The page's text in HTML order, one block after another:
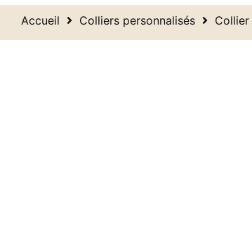
Accueil Colliers personnalisés Collier